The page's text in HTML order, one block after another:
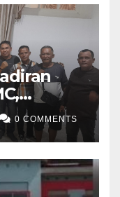
Online
0 COMMENTS